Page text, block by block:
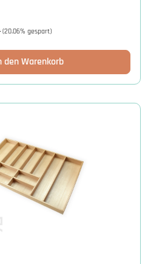
(20.06% gespart)
den Warenkorb